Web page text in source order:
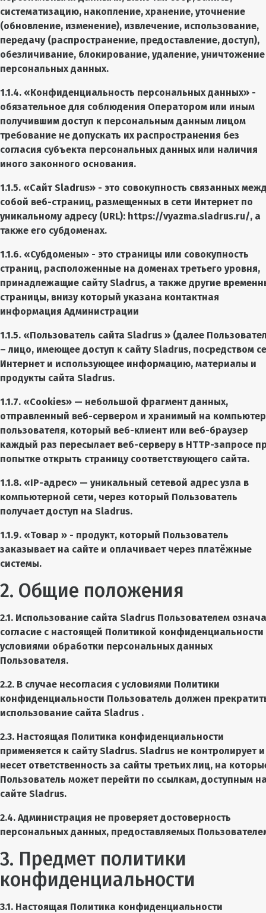
систематизацию, накопление, хранение, уточнение
(обновление, изменение), извлечение, использование,
передачу (распространение, предоставление, доступ),
обезличивание, блокирование, удаление, уничтожение
персональных данных.
1.1.4. «Конфиденциальность персональных данных» -
обязательное для соблюдения Оператором или иным
получившим доступ к персональным данным лицом
требование не допускать их распространения без
согласия субъекта персональных данных или наличия
иного законного основания.
1.1.5. «СайтSladrus» - это совокупность связанных
собой веб-страниц, размещенных в сети Интернет по
уникальному адресу (URL): https://vyazma.sladrus.ru/, а
также его субдоменах.
1.1.6. «Субдомены» - это страницы или совокупность
страниц, расположенные на доменах третьего уровня,
принадлежащие сайту Sladrus, а также другие
страницы, внизу который указана контактная
информация Администрации
1.1.5. «Пользователь сайта Sladrus » (далее
– лицо, имеющее доступ к сайтуSladrus, посредством
Интернет и использующее информацию, материалы и
продукты сайта Sladrus.
1.1.7. «Cookies» — небольшой фрагмент данных,
отправленный веб-сервером и хранимый на
пользователя, который веб-клиент или веб-браузер
каждый раз пересылает веб-серверу в HTTP-запросе
попытке открыть страницу соответствующего сайта.
1.1.8. «IP-адрес» — уникальный сетевой адрес узла в
компьютерной сети, через который Пользователь
получает доступ на Sladrus.
1.1.9. «Товар » - продукт, который Пользователь
заказывает на сайте и оплачивает через платёжные
системы.
2. Общие положения
2.1. Использование сайта Sladrus Пользователем
согласие с настоящей Политикой конфиденциальности
условиями обработки персональных данных
Пользователя.
2.2. В случае несогласия с условиями Политики
конфиденциальности Пользователь должен
использование сайта Sladrus .
2.3. Настоящая Политика конфиденциальности
применяется к сайту Sladrus. Sladrus не контролирует
несет ответственность за сайты третьих лиц, на
Пользователь может перейти по ссылкам, доступным
сайте Sladrus.
2.4. Администрация не проверяет достоверность
персональных данных, предоставляемых
3. Предмет политики
конфиденциальности
3.1. Настоящая Политика конфиденциальности